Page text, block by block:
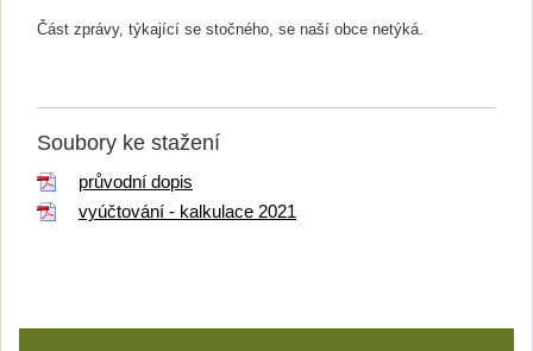
Část zprávy, týkající se stočného, se naší obce netýká.
Soubory ke stažení
průvodní dopis
vyúčtování - kalkulace 2021